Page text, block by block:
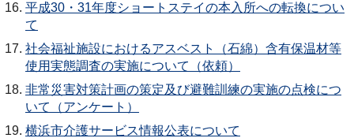
平成30・31年度ショートステイの本入所への転換につい
て
社会福祉施設におけるアスベスト（石綿）含有保温材等
使用実態調査の実施について（依頼）
非常災害対策計画の策定及び避難訓練の実施の点検につ
いて（アンケート）
横浜市介護サービス情報公表について